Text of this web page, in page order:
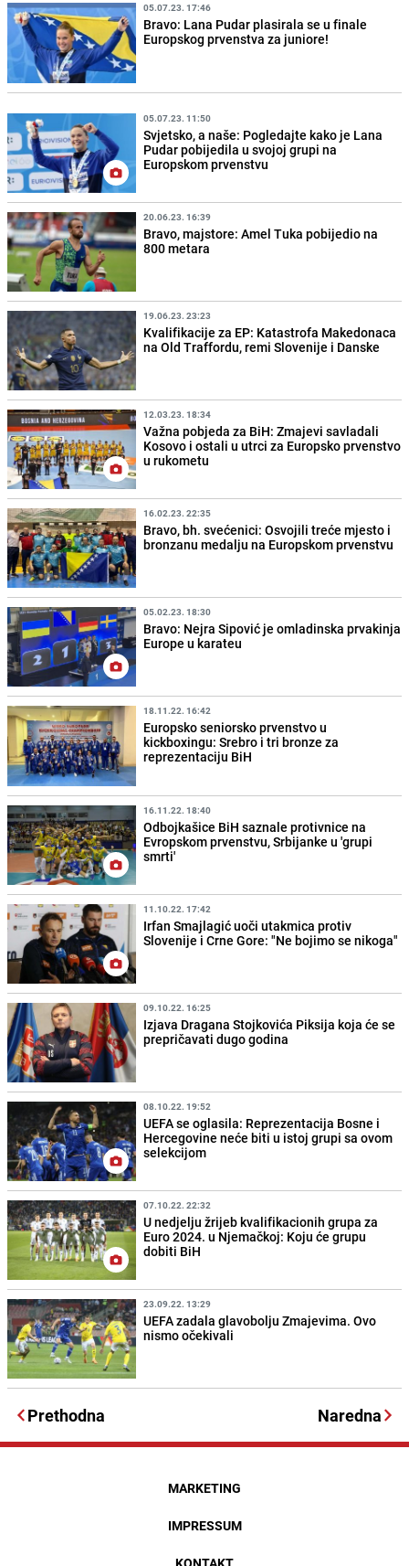
05.07.23. 17:46
Bravo: Lana Pudar plasirala se u finale
Europskog prvenstva za juniore!
05.07.23. 11:50
Svjetsko, a naše: Pogledajte kako je Lana
Pudar pobijedila u svojoj grupi na
Europskom prvenstvu
20.06.23. 16:39
Bravo, majstore: Amel Tuka pobijedio na
800 metara
19.06.23. 23:23
Kvalifikacije za EP: Katastrofa Makedonaca
na Old Traffordu, remi Slovenije i Danske
12.03.23. 18:34
Važna pobjeda za BiH: Zmajevi savladali
Kosovo i ostali u utrci za Europsko prvenstvo
u rukometu
16.02.23. 22:35
Bravo, bh. svećenici: Osvojili treće mjesto i
bronzanu medalju na Europskom prvenstvu
05.02.23. 18:30
Bravo: Nejra Sipović je omladinska prvakinja
Europe u karateu
18.11.22. 16:42
Europsko seniorsko prvenstvo u
kickboxingu: Srebro i tri bronze za
reprezentaciju BiH
16.11.22. 18:40
Odbojkašice BiH saznale protivnice na
Evropskom prvenstvu, Srbijanke u 'grupi
smrti'
11.10.22. 17:42
Irfan Smajlagić uoči utakmica protiv
Slovenije i Crne Gore: "Ne bojimo se nikoga"
09.10.22. 16:25
Izjava Dragana Stojkovića Piksija koja će se
prepričavati dugo godina
08.10.22. 19:52
UEFA se oglasila: Reprezentacija Bosne i
Hercegovine neće biti u istoj grupi sa ovom
selekcijom
07.10.22. 22:32
U nedjelju žrijeb kvalifikacionih grupa za
Euro 2024. u Njemačkoj: Koju će grupu
dobiti BiH
23.09.22. 13:29
UEFA zadala glavobolju Zmajevima. Ovo
nismo očekivali
Prethodna Naredna
MARKETING
IMPRESSUM